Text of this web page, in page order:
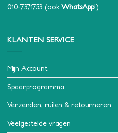
010-7371753 (ook WhatsApp!)
KLANTEN SERVICE
Mijn Account
Spaarprogramma
Verzenden, ruilen & retourneren
Veelgestelde vragen